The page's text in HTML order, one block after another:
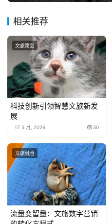
相关推荐
文旅策划
科技创新引领智慧文旅新发
展
17 5 月, 2026 30
文旅融合
流量变留量：文旅数字营销